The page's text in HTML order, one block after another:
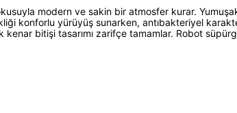
modern ve sakin bir atmosfer kurar.
konforlu yürüyüş sunarken, antıbakteriyel
bitişi tasarımı zarifçe tamamlar. Robot